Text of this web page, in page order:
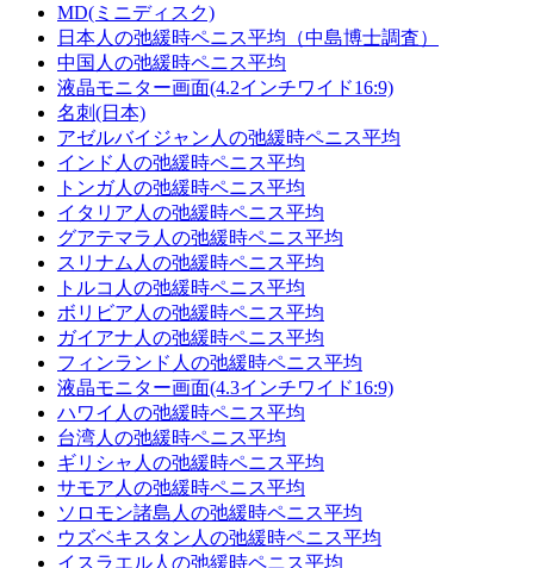
MD(ミニディスク)
日本人の弛緩時ペニス平均（中島博士調査）
中国人の弛緩時ペニス平均
液晶モニター画面(4.2インチワイド16:9)
名刺(日本)
アゼルバイジャン人の弛緩時ペニス平均
インド人の弛緩時ペニス平均
トンガ人の弛緩時ペニス平均
イタリア人の弛緩時ペニス平均
グアテマラ人の弛緩時ペニス平均
スリナム人の弛緩時ペニス平均
トルコ人の弛緩時ペニス平均
ボリビア人の弛緩時ペニス平均
ガイアナ人の弛緩時ペニス平均
フィンランド人の弛緩時ペニス平均
液晶モニター画面(4.3インチワイド16:9)
ハワイ人の弛緩時ペニス平均
台湾人の弛緩時ペニス平均
ギリシャ人の弛緩時ペニス平均
サモア人の弛緩時ペニス平均
ソロモン諸島人の弛緩時ペニス平均
ウズベキスタン人の弛緩時ペニス平均
イスラエル人の弛緩時ペニス平均